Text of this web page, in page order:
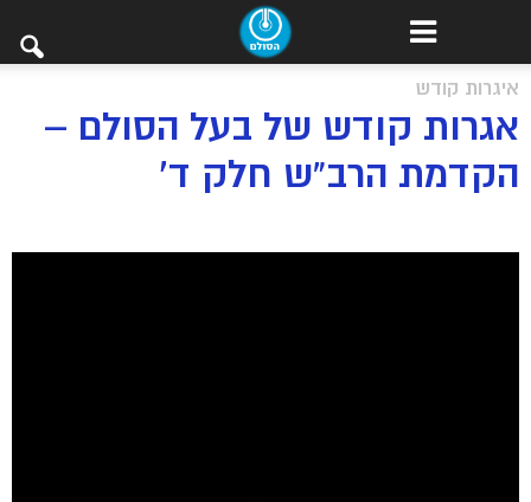
איגרות קודש
אגרות קודש של בעל הסולם –
הקדמת הרב”ש חלק ד’